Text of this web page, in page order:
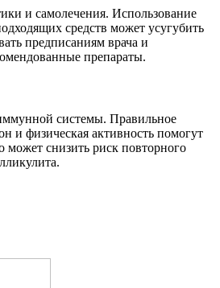
и самолечения. Использование
средств может усугубить
предписаниям врача и
препараты.
системы. Правильное
и физическая активность помогут
может снизить риск повторного